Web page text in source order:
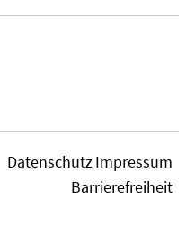
DatenschutzImpressum
Barrierefreiheit